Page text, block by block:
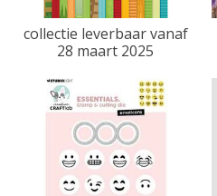
collectie leverbaar vanaf
28 maart 2025